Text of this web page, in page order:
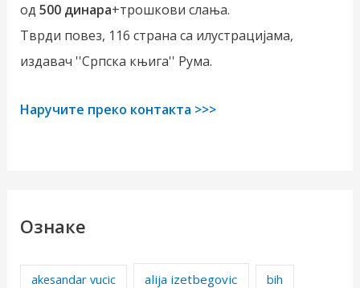
од 500 динара+трошкови слања.
Тврди повез, 116 страна са илустрацијама,
издавач ''Српска књига'' Рума.
Наручите преко контакта >>>
Ознаке
akesandar vucic alija izetbegovic bih